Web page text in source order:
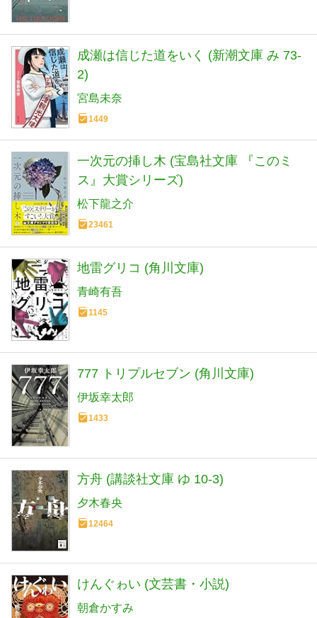
成瀬は信じた道をいく (新潮文庫 み 73-
2)
宮島未奈
1449
一次元の挿し木 (宝島社文庫 『このミ
ス』大賞シリーズ)
松下龍之介
23461
地雷グリコ (角川文庫)
青崎有吾
1145
777 トリプルセブン (角川文庫)
伊坂幸太郎
1433
方舟 (講談社文庫 ゆ 10-3)
夕木春央
12464
けんぐゎい (文芸書・小説)
朝倉かすみ